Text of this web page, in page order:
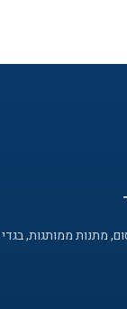
מתנות ממותגות, בגדי